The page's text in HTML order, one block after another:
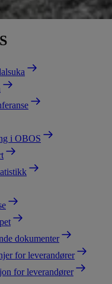
i OBOS
dokumenter
for leverandører
for leverandører